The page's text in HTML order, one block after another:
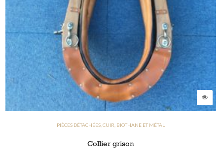
PIÈCES DÉTACHÉES, CUIR, BIOTHANE ET MÉTAL
Collier grison